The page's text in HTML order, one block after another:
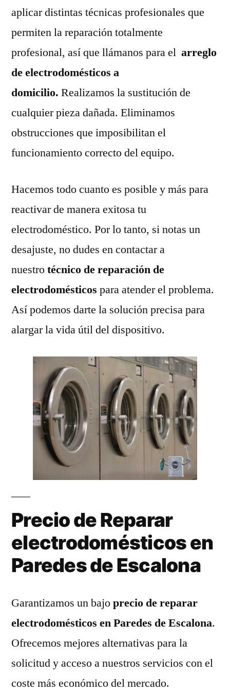
aplicar distintas técnicas profesionales que
permiten la reparación totalmente
profesional, así que llámanos para el arreglo
de electrodomésticos a
domicilio. Realizamos la sustitución de
cualquier pieza dañada. Eliminamos
obstrucciones que imposibilitan el
funcionamiento correcto del equipo.
Hacemos todo cuanto es posible y más para
reactivar de manera exitosa tu
electrodoméstico. Por lo tanto, si notas un
desajuste, no dudes en contactar a
nuestrotécnico de reparación de
electrodomésticos para atender el problema.
Así podemos darte la solución precisa para
alargar la vida útil del dispositivo.
Precio de Reparar
electrodomésticos en
Paredes de Escalona
Garantizamos un bajoprecio de reparar
electrodomésticos en Paredes de Escalona.
Ofrecemos mejores alternativas para la
solicitud y acceso a nuestros servicios con el
coste más económico del mercado.